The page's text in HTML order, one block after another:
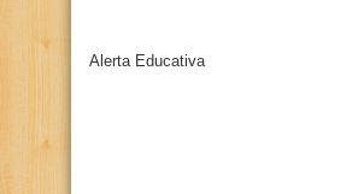
Alerta Educativa